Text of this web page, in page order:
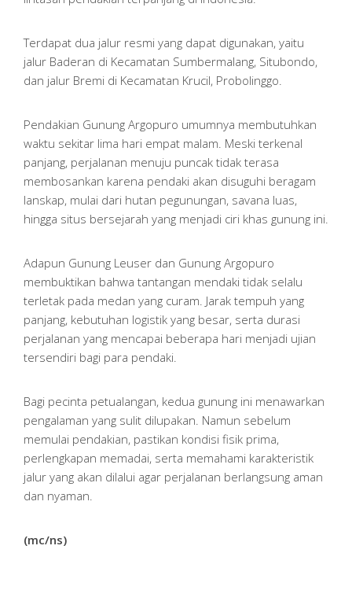
Terdapat dua jalur resmi yang dapat digunakan, yaitu
jalur Baderan di Kecamatan Sumbermalang, Situbondo,
dan jalur Bremi di Kecamatan Krucil, Probolinggo.
Pendakian Gunung Argopuro umumnya membutuhkan
waktu sekitar lima hari empat malam. Meski terkenal
panjang, perjalanan menuju puncak tidak terasa
membosankan karena pendaki akan disuguhi beragam
lanskap, mulai dari hutan pegunungan, savana luas,
hingga situs bersejarah yang menjadi ciri khas gunung ini.
Adapun Gunung Leuser dan Gunung Argopuro
membuktikan bahwa tantangan mendaki tidak selalu
terletak pada medan yang curam. Jarak tempuh yang
panjang, kebutuhan logistik yang besar, serta durasi
perjalanan yang mencapai beberapa hari menjadi ujian
tersendiri bagi para pendaki.
Bagi pecinta petualangan, kedua gunung ini menawarkan
pengalaman yang sulit dilupakan. Namun sebelum
memulai pendakian, pastikan kondisi fisik prima,
perlengkapan memadai, serta memahami karakteristik
jalur yang akan dilalui agar perjalanan berlangsung aman
dan nyaman.
(mc/ns)